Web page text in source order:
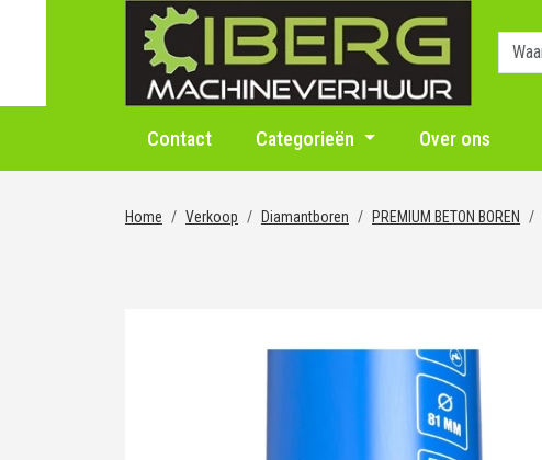
Contact Categorieën Over ons
Home Verkoop Diamantboren PREMIUM BETON BOREN